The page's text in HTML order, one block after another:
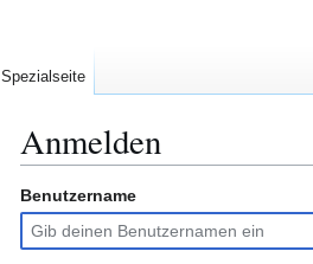
Anmelden
Zur
Navigation
springen
Zur
Suche
springen
Benutzername
Spezialseite